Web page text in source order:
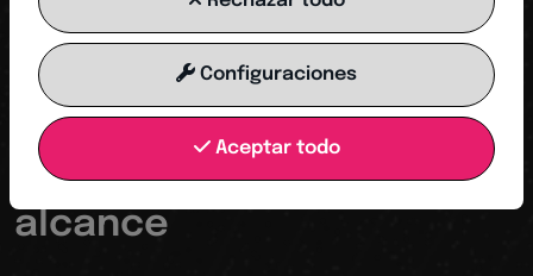
Tu trampolín hacia un mundo digital
Hacerse visible aumentar
alcance
Configuraciones
Aceptar todo